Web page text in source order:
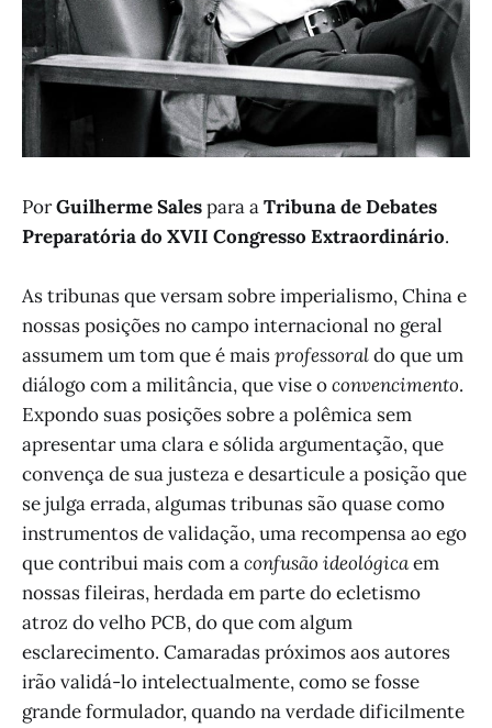
PorGuilherme Salespara aTribuna de Debates
Preparatória do XVII Congresso Extraordinário.
As tribunas que versam sobre imperialismo, China e
nossas posições no campo internacional no geral
assumem um tom que é maisprofessoraldo que um
diálogo com a militância, que vise oconvencimento.
Expondo suas posições sobre a polêmica sem
apresentar uma clara e sólida argumentação, que
convença de sua justeza e desarticule a posição que
se julga errada, algumas tribunas são quase como
instrumentos de validação, uma recompensa ao ego
que contribui mais com aconfusão ideológicaem
nossas fileiras, herdada em parte do ecletismo
atroz do velho PCB, do que com algum
esclarecimento. Camaradas próximos aos autores
irão validá-lo intelectualmente, como se fosse
grande formulador, quando na verdade dificilmente